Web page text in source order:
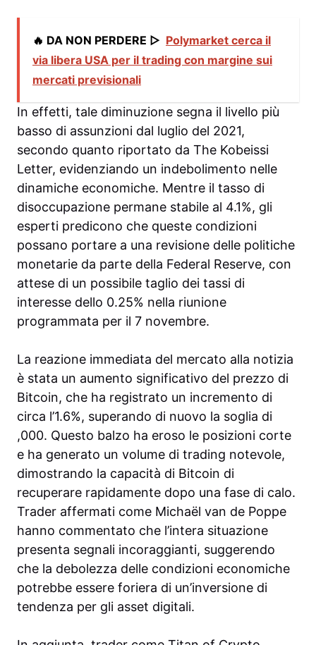
🔥 DA NON PERDERE ▷ Polymarket cerca il
via libera USA per il trading con margine sui
mercati previsionali
In effetti, tale diminuzione segna il livello più
basso di assunzioni dal luglio del 2021,
secondo quanto riportato da The Kobeissi
Letter, evidenziando un indebolimento nelle
dinamiche economiche. Mentre il tasso di
disoccupazione permane stabile al 4.1%, gli
esperti predicono che queste condizioni
possano portare a una revisione delle politiche
monetarie da parte della Federal Reserve, con
attese di un possibile taglio dei tassi di
interesse dello 0.25% nella riunione
programmata per il 7 novembre.
La reazione immediata del mercato alla notizia
è stata un aumento significativo del prezzo di
Bitcoin, che ha registrato un incremento di
circa l’1.6%, superando di nuovo la soglia di
,000. Questo balzo ha eroso le posizioni corte
e ha generato un volume di trading notevole,
dimostrando la capacità di Bitcoin di
recuperare rapidamente dopo una fase di calo.
Trader affermati come Michaël van de Poppe
hanno commentato che l’intera situazione
presenta segnali incoraggianti, suggerendo
che la debolezza delle condizioni economiche
potrebbe essere foriera di un’inversione di
tendenza per gli asset digitali.